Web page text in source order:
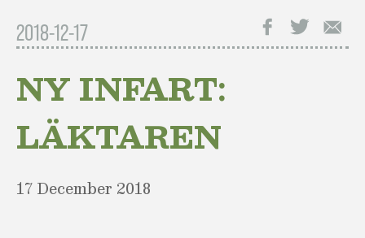
2018-12-17 FacebookTwitter
E-
post
NY INFART:
LÄKTAREN
17 December 2018